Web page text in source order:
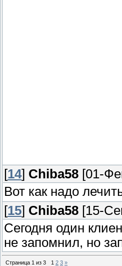
[14] Chiba58 [01-
Вот как надо
[15] Chiba58 [15-
Сегодня один
не запомнил, но
Страница 1 из 3 1 2 3 »